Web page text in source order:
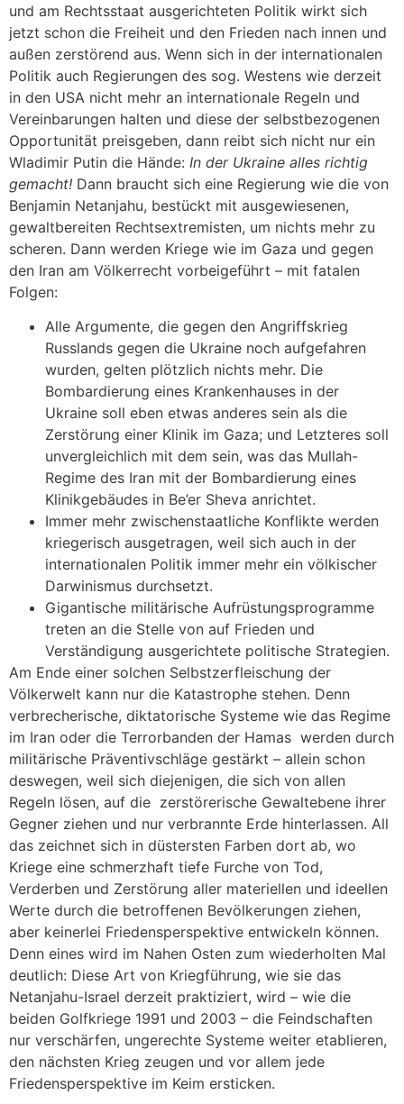
und am Rechtsstaat ausgerichteten Politik wirkt sich
jetzt schon die Freiheit und den Frieden nach innen und
außen zerstörend aus. Wenn sich in der internationalen
Politik auch Regierungen des sog. Westens wie derzeit
in den USA nicht mehr an internationale Regeln und
Vereinbarungen halten und diese der selbstbezogenen
Opportunität preisgeben, dann reibt sich nicht nur ein
Wladimir Putin die Hände: In der Ukraine alles richtig
gemacht! Dann braucht sich eine Regierung wie die von
Benjamin Netanjahu, bestückt mit ausgewiesenen,
gewaltbereiten Rechtsextremisten, um nichts mehr zu
scheren. Dann werden Kriege wie im Gaza und gegen
den Iran am Völkerrecht vorbeigeführt – mit fatalen
Folgen:
Alle Argumente, die gegen den Angriffskrieg
Russlands gegen die Ukraine noch aufgefahren
wurden, gelten plötzlich nichts mehr. Die
Bombardierung eines Krankenhauses in der
Ukraine soll eben etwas anderes sein als die
Zerstörung einer Klinik im Gaza; und Letzteres soll
unvergleichlich mit dem sein, was das Mullah-
Regime des Iran mit der Bombardierung eines
Klinikgebäudes in Be’er Sheva anrichtet.
Immer mehr zwischenstaatliche Konflikte werden
kriegerisch ausgetragen, weil sich auch in der
internationalen Politik immer mehr ein völkischer
Darwinismus durchsetzt.
Gigantische militärische Aufrüstungsprogramme
treten an die Stelle von auf Frieden und
Verständigung ausgerichtete politische Strategien.
Am Ende einer solchen Selbstzerfleischung der
Völkerwelt kann nur die Katastrophe stehen. Denn
verbrecherische, diktatorische Systeme wie das Regime
im Iran oder die Terrorbanden der Hamas werden durch
militärische Präventivschläge gestärkt – allein schon
deswegen, weil sich diejenigen, die sich von allen
Regeln lösen, auf die zerstörerische Gewaltebene ihrer
Gegner ziehen und nur verbrannte Erde hinterlassen. All
das zeichnet sich in düstersten Farben dort ab, wo
Kriege eine schmerzhaft tiefe Furche von Tod,
Verderben und Zerstörung aller materiellen und ideellen
Werte durch die betroffenen Bevölkerungen ziehen,
aber keinerlei Friedensperspektive entwickeln können.
Denn eines wird im Nahen Osten zum wiederholten Mal
deutlich: Diese Art von Kriegführung, wie sie das
Netanjahu-Israel derzeit praktiziert, wird – wie die
beiden Golfkriege 1991 und 2003 – die Feindschaften
nur verschärfen, ungerechte Systeme weiter etablieren,
den nächsten Krieg zeugen und vor allem jede
Friedensperspektive im Keim ersticken.